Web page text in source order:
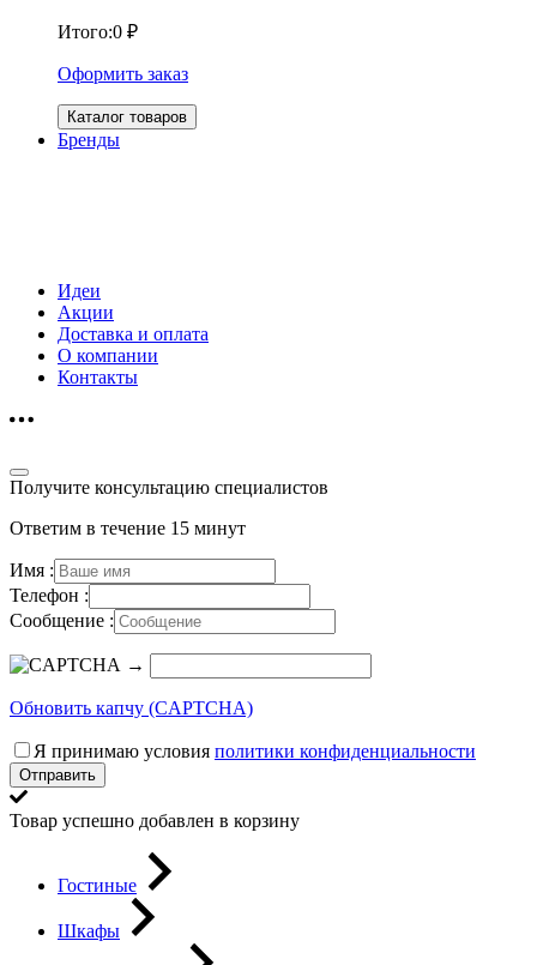
Итого:0 ₽
Оформить заказ
Каталог товаров
Бренды
Идеи
Акции
Доставка и оплата
О компании
Контакты
Получите консультацию специалистов
Ответим в течение 15 минут
Имя :
Телефон :
Сообщение :
→
Обновить капчу (CAPTCHA)
Я принимаю условия политики конфиденциальности
Отправить
Товар успешно добавлен в корзину
Гостиные
Шкафы